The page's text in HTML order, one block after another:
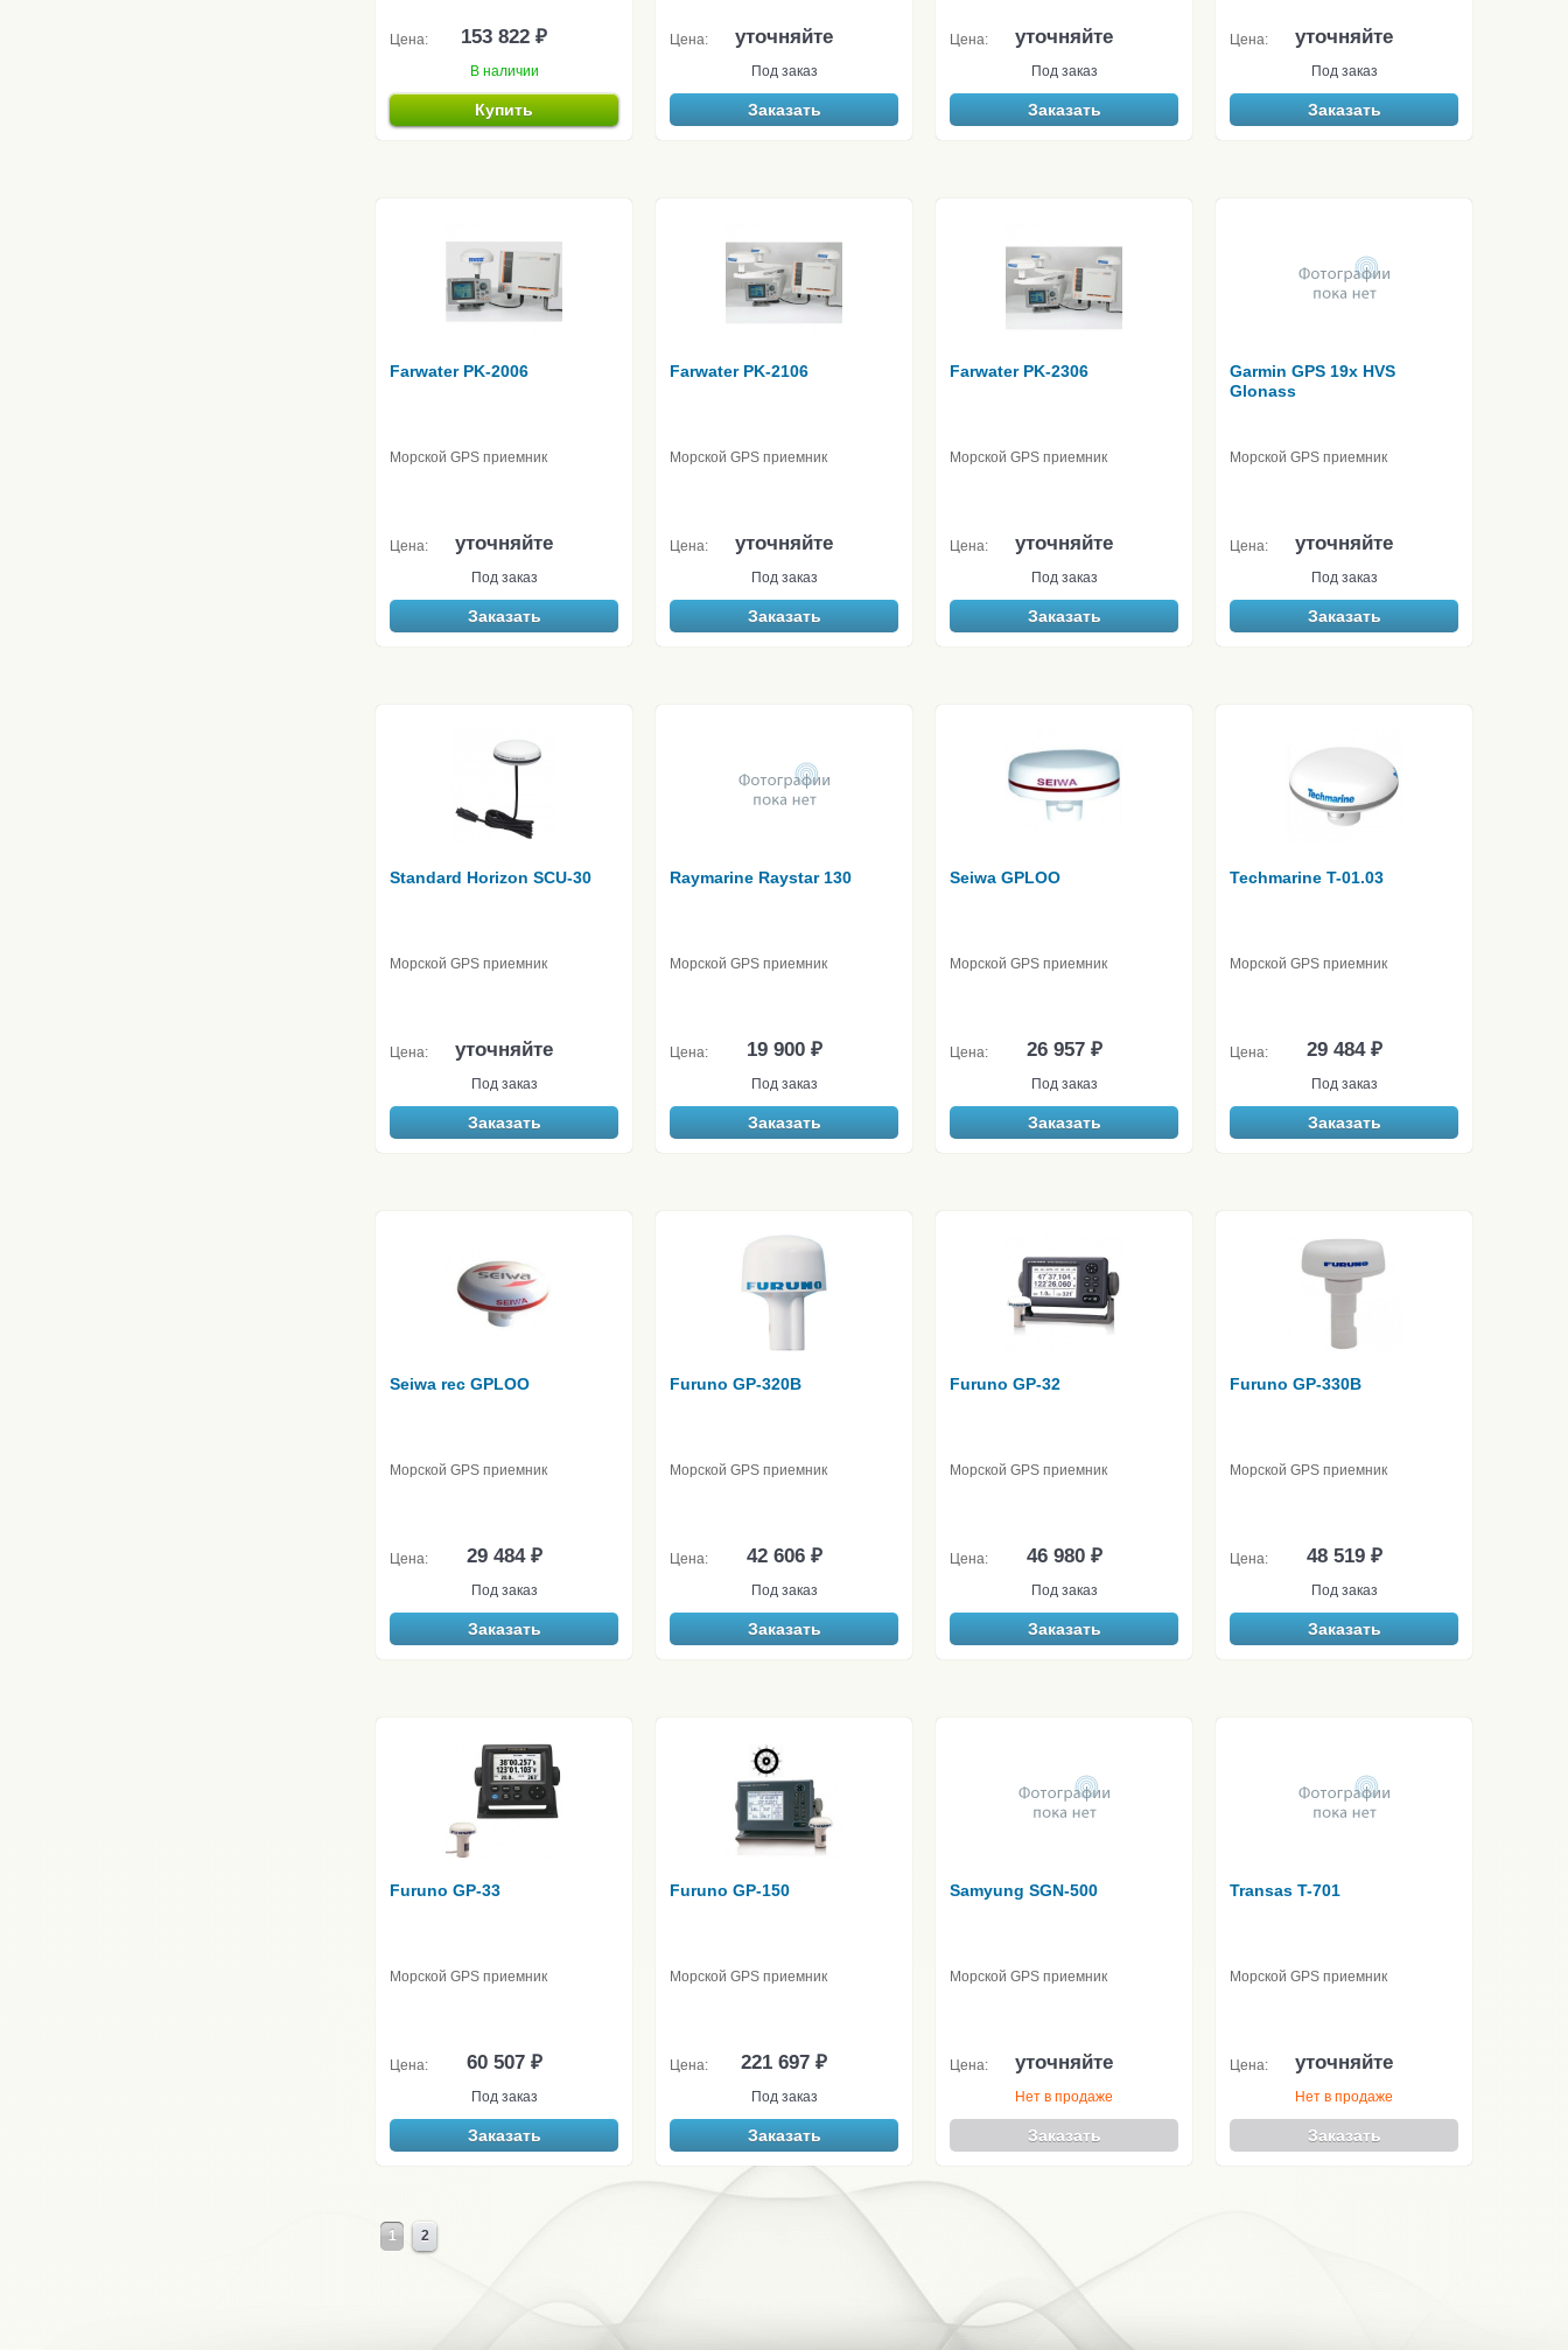
Цена: 153 822 ₽
В наличии
Купить
Цена: уточняйте
Под заказ
Заказать
Цена: уточняйте
Под заказ
Заказать
Цена: уточняйте
Под заказ
Заказать
Farwater PK-2006
Морской GPS приемник
Цена: уточняйте
Под заказ
Заказать
Farwater PK-2106
Морской GPS приемник
Цена: уточняйте
Под заказ
Заказать
Farwater PK-2306
Морской GPS приемник
Цена: уточняйте
Под заказ
Заказать
Garmin GPS 19x HVS
Glonass
Морской GPS приемник
Цена: уточняйте
Под заказ
Заказать
Standard Horizon SCU-30
Морской GPS приемник
Цена: уточняйте
Под заказ
Заказать
Raymarine Raystar 130
Морской GPS приемник
Цена: 19 900 ₽
Под заказ
Заказать
Seiwa GPLOO
Морской GPS приемник
Цена: 26 957 ₽
Под заказ
Заказать
Techmarine T-01.03
Морской GPS приемник
Цена: 29 484 ₽
Под заказ
Заказать
Seiwa rec GPLOO
Морской GPS приемник
Цена: 29 484 ₽
Под заказ
Заказать
Furuno GP-320B
Морской GPS приемник
Цена: 42 606 ₽
Под заказ
Заказать
Furuno GP-32
Морской GPS приемник
Цена: 46 980 ₽
Под заказ
Заказать
Furuno GP-330B
Морской GPS приемник
Цена: 48 519 ₽
Под заказ
Заказать
Furuno GP-33
Морской GPS приемник
Цена: 60 507 ₽
Под заказ
Заказать
Furuno GP-150
Морской GPS приемник
Цена: 221 697 ₽
Под заказ
Заказать
Samyung SGN-500
Морской GPS приемник
Цена: уточняйте
Нет в продаже
Заказать
Transas T-701
Морской GPS приемник
Цена: уточняйте
Нет в продаже
Заказать
1 2